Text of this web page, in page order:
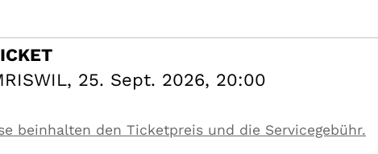
25. Sept. 2026, 20:00
beinhalten den Ticketpreis und die Servicegebühr.